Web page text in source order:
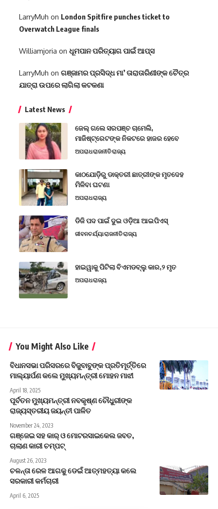
LarryMuh on London Spitfire punches ticket to
Overwatch League finals
Williamjoria on ଧୂମପାନ ପରିତ୍ୟାଗ ପାଇଁ ଆପ୍‌ସ
LarryMuh on ଗଞ୍ଜାମର ପ୍ରସିଦ୍ଧ ମା’ ତାରାତାରିଣୀଙ୍କ ଚୈତ୍ର
ଯାତ୍ରା ଉପରେ ଲାଗିଲା କଟକଣା
Latest News
ଜେଲ୍ ଗଲେ ସରପଞ୍ଚ ଚାମେଲି,
ମାଜିଷ୍ଟ୍ରେଟଙ୍କ ନିକଟରେ ହାଜର ହେବେ
ଅପରାଧରାଜନୀତିରାଜ୍ୟ
କାଠଯୋଡ଼ିରୁ ଡାକ୍ତରୀ ଛାତ୍ରୀଙ୍କ ମୃତଦେହ
ମିଳିବା ଘଟଣା
ଅପରାଧରାଜ୍ୟ
ଡିଜି ପଦ ପାଇଁ ଦୁଇ ଓଡ଼ିଆ ଆଇପିଏସ୍
ଜୀବନଚର୍ଯ୍ୟାରାଜନୀତିରାଜ୍ୟ
ହାଇୱାକୁ ପିଟିଲା ବିଏମଡବ୍ଲୁ କାର,୨ ମୃତ
ଅପରାଧରାଜ୍ୟ
You Might Also Like
ବିଧାନସଭା ପରିସରରେ ବିଜୁବାବୁଙ୍କ ପ୍ରତିମୂର୍ତ୍ତିରେ
ମାଲ୍ୟାର୍ପଣ କଲେ ମୁଖ୍ୟମନ୍ତ୍ରୀ ମୋହନ ମାଝୀ
April 18, 2025
ପୂର୍ବତନ ମୁଖ୍ୟମନ୍ତ୍ରୀ ନବକୃଷ୍ଣ ଚୌଧୁରୀଙ୍କ
ରାଜ୍ୟସ୍ତରୀୟ ଜୟନ୍ତୀ ପାଳିତ
November 24, 2023
ଗଞ୍ଜେଇ ସହ କାର୍ ଓ ମୋଟରସାଇକେଲ ଜବତ,
ଚାଲାଣ କାରୀ ଚମ୍ପଟ୍
August 26, 2023
ଚଳନ୍ତା ରେଳ ଆଗକୁ ଡେଇଁ ଆତ୍ମହତ୍ୟା କଲେ
ସରକାରୀ କର୍ମଚାରୀ
April 6, 2025